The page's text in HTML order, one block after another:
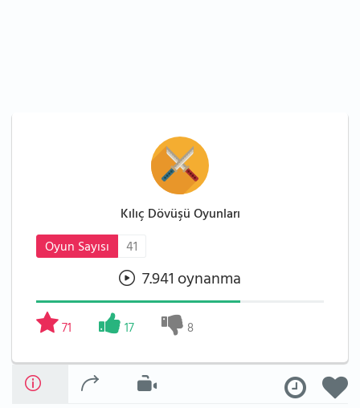
Kılıç Dövüşü Oyunları
Oyun Sayısı
41
7.941 oynanma
71 17 8